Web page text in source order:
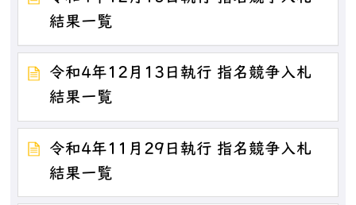
結果一覧
令和4年12月13日執行 指名競争入札
結果一覧
令和4年11月29日執行 指名競争入札
結果一覧